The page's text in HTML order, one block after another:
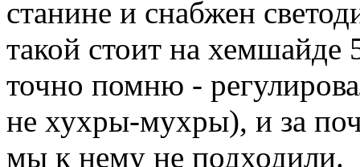
станине и снабжен
такой стоит на
точно помню -
не хухры-мухры), и за
мы к нему не подходили.